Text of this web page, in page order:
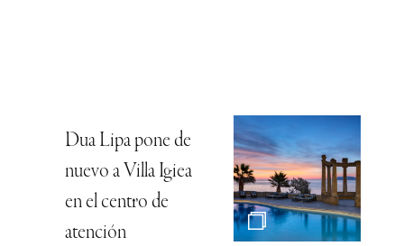
Dua Lipa pone de
nuevo a Villa Igiea
en el centro de
atención